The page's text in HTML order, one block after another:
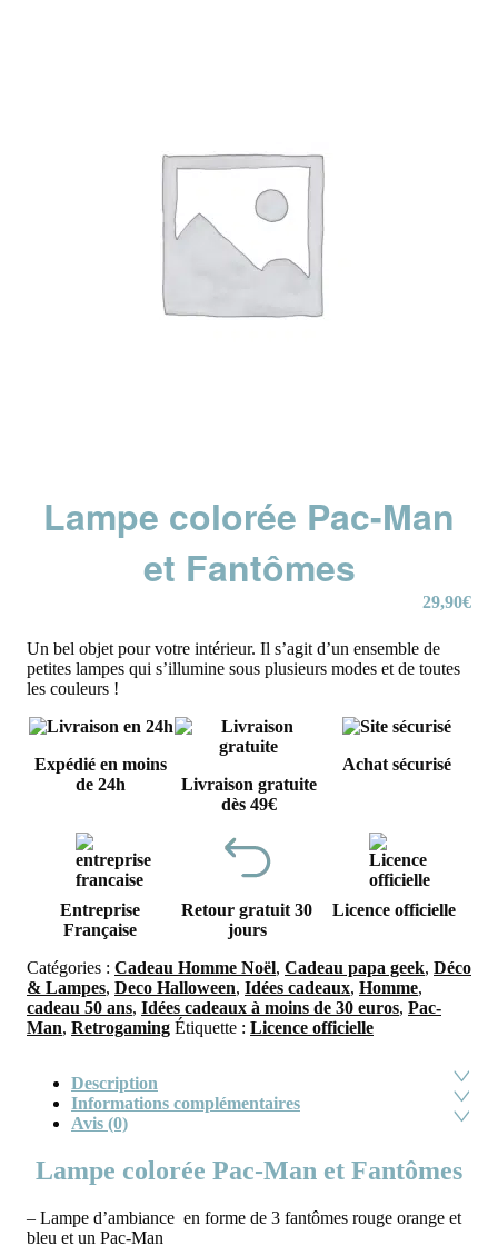
Lampe colorée Pac-Man
et Fantômes
29,90€
Un bel objet pour votre intérieur. Il s’agit d’un ensemble de
petites lampes qui s’illumine sous plusieurs modes et de toutes
les couleurs !
Expédié en moins
de 24h
Livraison gratuite
dès 49€
Achat sécurisé
Entreprise
Française
Retour gratuit 30
jours
Licence officielle
Catégories : Cadeau Homme Noël, Cadeau papa geek, Déco
& Lampes, Deco Halloween, Idées cadeaux, Homme,
cadeau 50 ans, Idées cadeaux à moins de 30 euros, Pac-
Man, Retrogaming Étiquette : Licence officielle
Description
Informations complémentaires
Avis (0)
Lampe colorée Pac-Man et Fantômes
– Lampe d’ambiance en forme de 3 fantômes rouge orange et
bleu et un Pac-Man